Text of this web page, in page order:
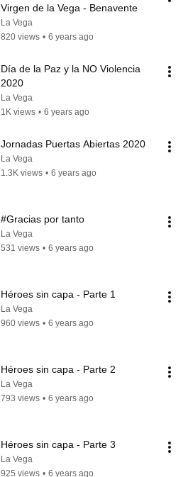
Virgen de la Vega - Benavente
La Vega
820 views • 6 years ago
Día de la Paz y la NO Violencia
2020
La Vega
1K views • 6 years ago
Jornadas Puertas Abiertas 2020
La Vega
1.3K views • 6 years ago
#Gracias por tanto
La Vega
531 views • 6 years ago
Héroes sin capa - Parte 1
La Vega
960 views • 6 years ago
Héroes sin capa - Parte 2
La Vega
793 views • 6 years ago
Héroes sin capa - Parte 3
La Vega
925 views • 6 years ago